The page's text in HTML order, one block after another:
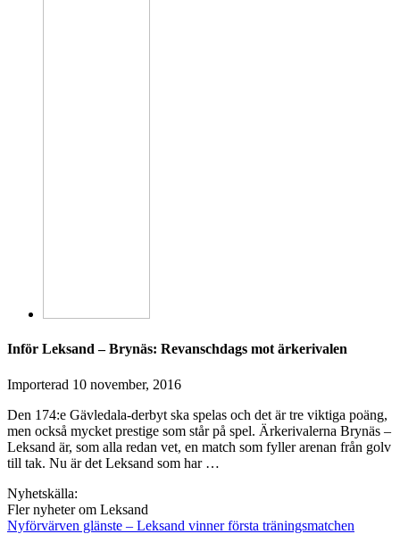
Inför Leksand – Brynäs: Revanschdags mot ärkerivalen
Importerad 10 november, 2016
Den 174:e Gävledala-derbyt ska spelas och det är tre viktiga poäng,
men också mycket prestige som står på spel. Ärkerivalerna Brynäs –
Leksand är, som alla redan vet, en match som fyller arenan från golv
till tak. Nu är det Leksand som har …
Nyhetskälla:
Fler nyheter om Leksand
Nyförvärven glänste – Leksand vinner första träningsmatchen